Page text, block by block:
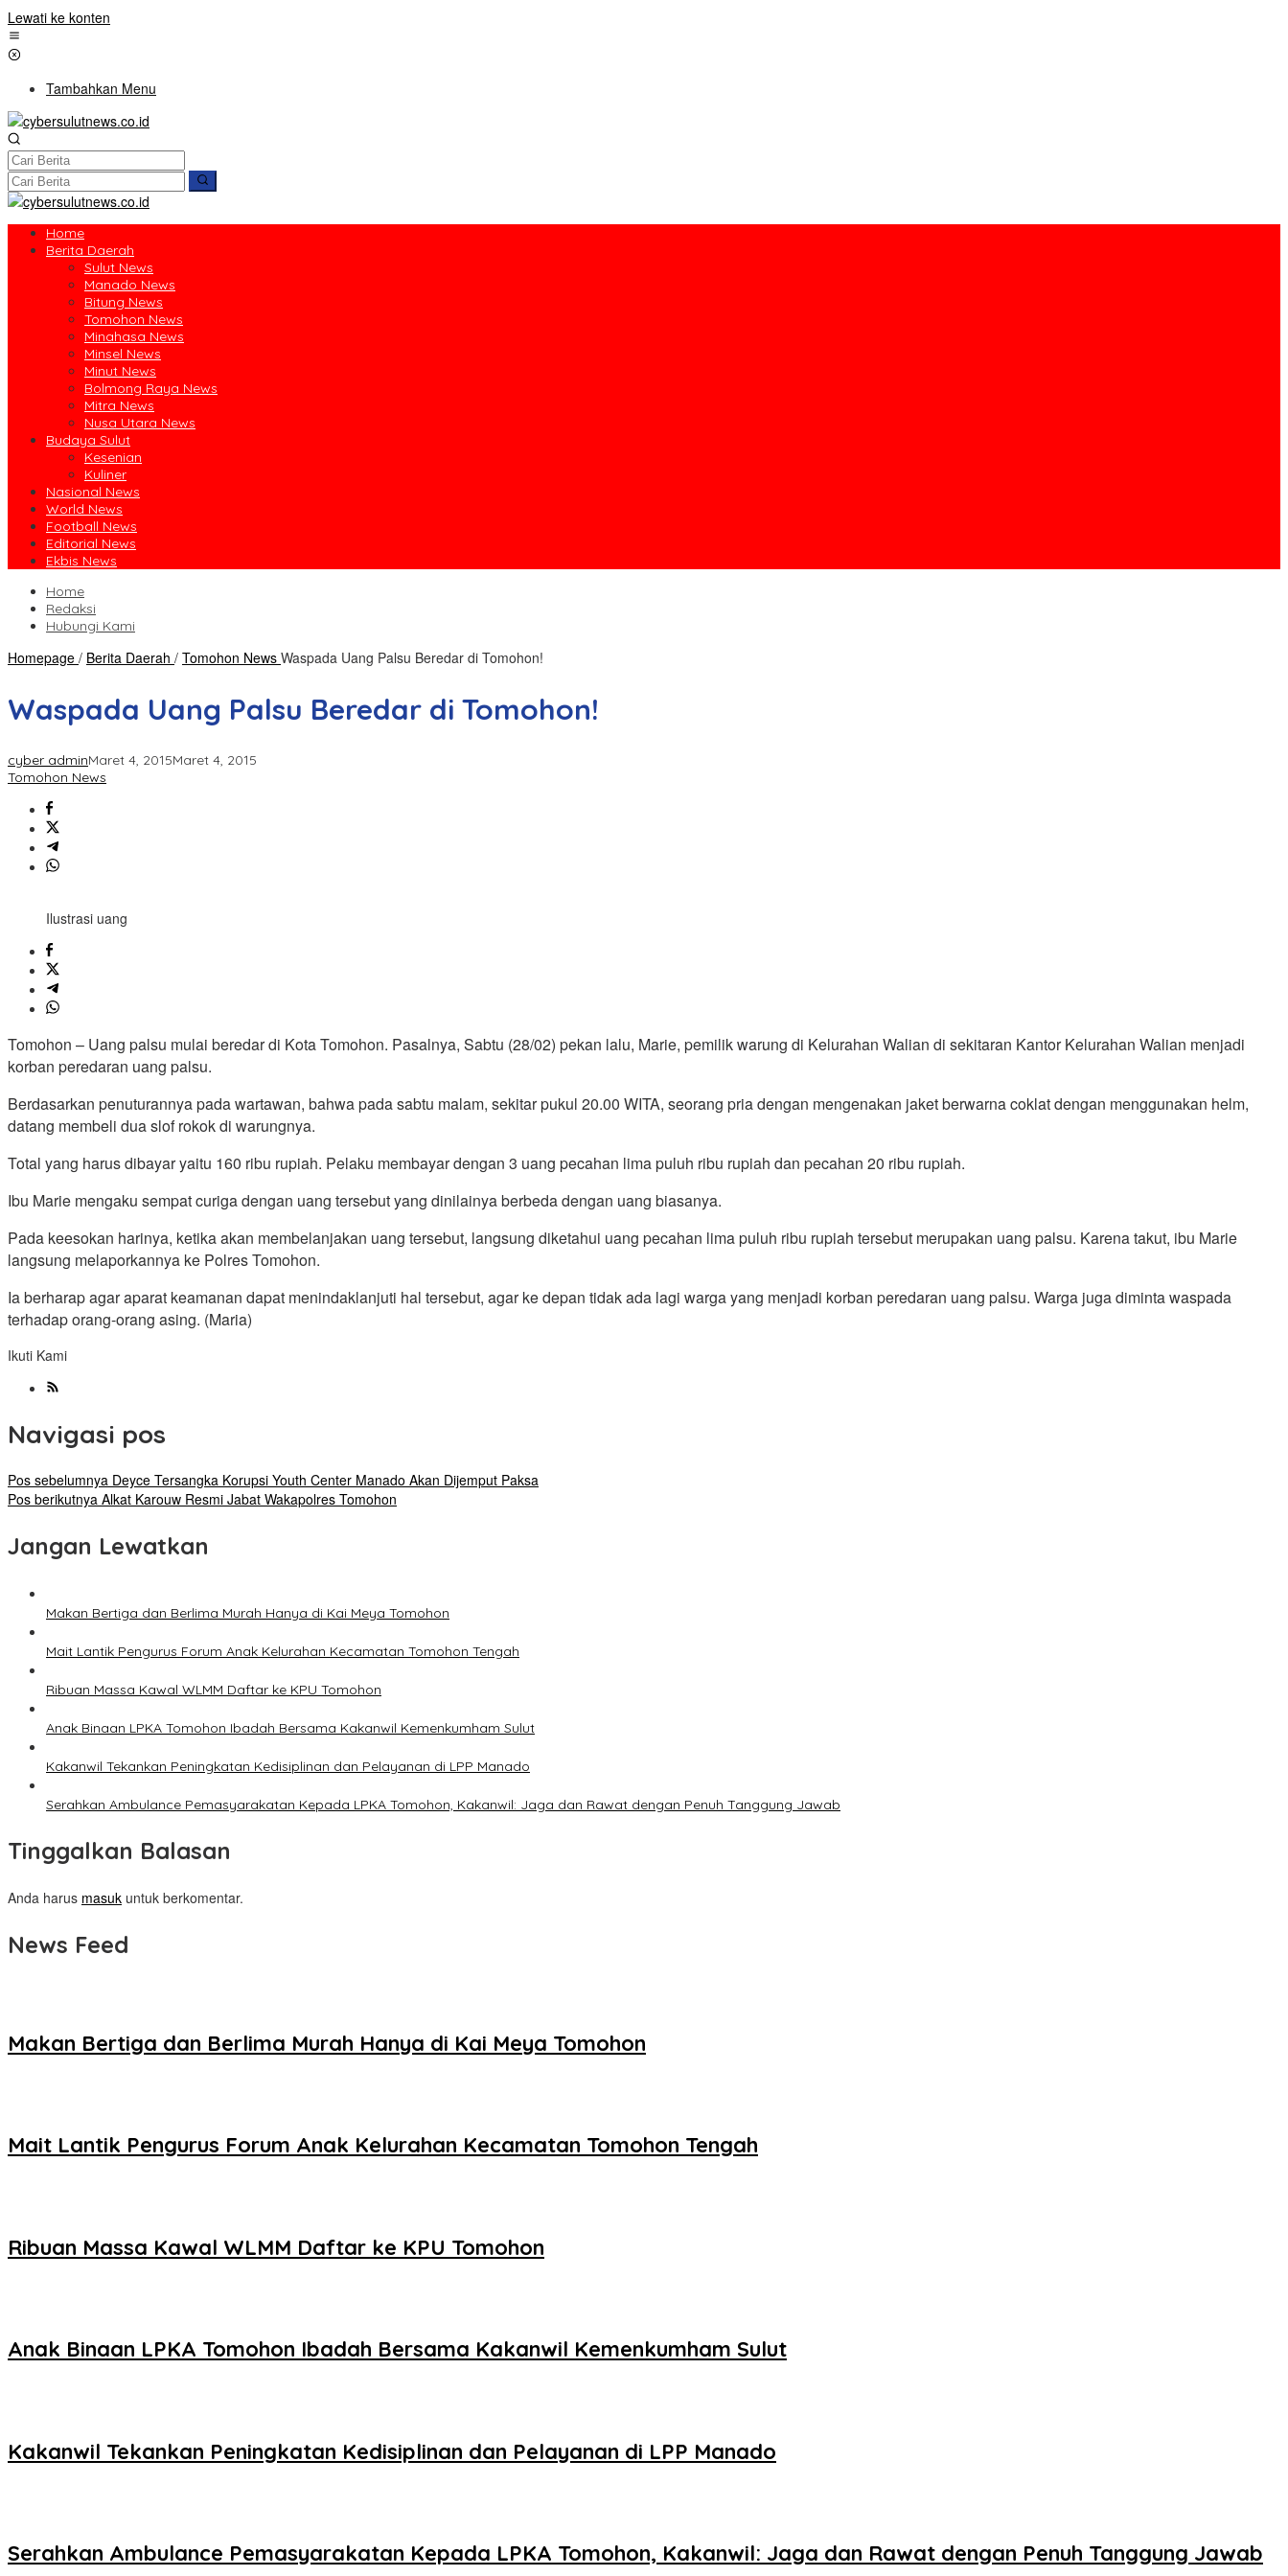
Lewati ke konten
Tambahkan Menu
Home
Berita Daerah
Sulut News
Manado News
Bitung News
Tomohon News
Minahasa News
Minsel News
Minut News
Bolmong Raya News
Mitra News
Nusa Utara News
Budaya Sulut
Kesenian
Kuliner
Nasional News
World News
Football News
Editorial News
Ekbis News
Home
Redaksi
Hubungi Kami
Homepage / Berita Daerah / Tomohon News Waspada Uang Palsu Beredar di Tomohon!
Waspada Uang Palsu Beredar di Tomohon!
cyber adminMaret 4, 2015Maret 4, 2015
Tomohon News
Ilustrasi uang
Tomohon – Uang palsu mulai beredar di Kota Tomohon. Pasalnya, Sabtu (28/02) pekan lalu, Marie, pemilik warung di Kelurahan Walian di sekitaran Kantor Kelurahan Walian menjadi
korban peredaran uang palsu.
Berdasarkan penuturannya pada wartawan, bahwa pada sabtu malam, sekitar pukul 20.00 WITA, seorang pria dengan mengenakan jaket berwarna coklat dengan menggunakan helm,
datang membeli dua slof rokok di warungnya.
Total yang harus dibayar yaitu 160 ribu rupiah. Pelaku membayar dengan 3 uang pecahan lima puluh ribu rupiah dan pecahan 20 ribu rupiah.
Ibu Marie mengaku sempat curiga dengan uang tersebut yang dinilainya berbeda dengan uang biasanya.
Pada keesokan harinya, ketika akan membelanjakan uang tersebut, langsung diketahui uang pecahan lima puluh ribu rupiah tersebut merupakan uang palsu. Karena takut, ibu Marie
langsung melaporkannya ke Polres Tomohon.
Ia berharap agar aparat keamanan dapat menindaklanjuti hal tersebut, agar ke depan tidak ada lagi warga yang menjadi korban peredaran uang palsu. Warga juga diminta waspada
terhadap orang-orang asing. (Maria)
Ikuti Kami
Navigasi pos
Pos sebelumnya Deyce Tersangka Korupsi Youth Center Manado Akan Dijemput Paksa
Pos berikutnya Alkat Karouw Resmi Jabat Wakapolres Tomohon
Jangan Lewatkan
Makan Bertiga dan Berlima Murah Hanya di Kai Meya Tomohon
Mait Lantik Pengurus Forum Anak Kelurahan Kecamatan Tomohon Tengah
Ribuan Massa Kawal WLMM Daftar ke KPU Tomohon
Anak Binaan LPKA Tomohon Ibadah Bersama Kakanwil Kemenkumham Sulut
Kakanwil Tekankan Peningkatan Kedisiplinan dan Pelayanan di LPP Manado
Serahkan Ambulance Pemasyarakatan Kepada LPKA Tomohon, Kakanwil: Jaga dan Rawat dengan Penuh Tanggung Jawab
Tinggalkan Balasan
Anda harus masuk untuk berkomentar.
News Feed
Makan Bertiga dan Berlima Murah Hanya di Kai Meya Tomohon
Mait Lantik Pengurus Forum Anak Kelurahan Kecamatan Tomohon Tengah
Ribuan Massa Kawal WLMM Daftar ke KPU Tomohon
Anak Binaan LPKA Tomohon Ibadah Bersama Kakanwil Kemenkumham Sulut
Kakanwil Tekankan Peningkatan Kedisiplinan dan Pelayanan di LPP Manado
Serahkan Ambulance Pemasyarakatan Kepada LPKA Tomohon, Kakanwil: Jaga dan Rawat dengan Penuh Tanggung Jawab